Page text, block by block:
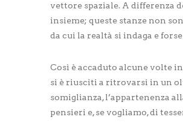
vettore spaziale. A differenza
insieme; queste stanze non
da cui la realtà si indaga e
Così è accaduto alcune volte
si è riusciti a ritrovarsi in un
somiglianza, l’appartenenza
pensieri e, se vogliamo, di